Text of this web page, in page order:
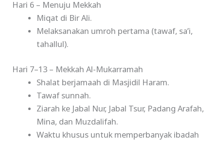
Hari 6 – Menuju Mekkah
Miqat di Bir Ali.
Melaksanakan umroh pertama (tawaf, sa’i,
tahallul).
Hari 7–13 – Mekkah Al-Mukarramah
Shalat berjamaah di Masjidil Haram.
Tawaf sunnah.
Ziarah ke Jabal Nur, Jabal Tsur, Padang Arafah,
Mina, dan Muzdalifah.
Waktu khusus untuk memperbanyak ibadah